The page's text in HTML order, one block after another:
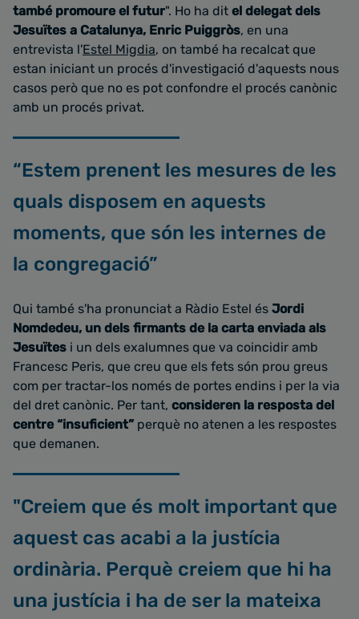
també promoure el futur". Ho ha dit el delegat dels
Jesuïtes a Catalunya, Enric Puiggròs, en una
entrevista l'Estel Migdia, on també ha recalcat que
estan iniciant un procés d'investigació d'aquests nous
casos però que no es pot confondre el procés canònic
amb un procés privat.
“Estem prenent les mesures de les
quals disposem en aquests
moments, que són les internes de
la congregació”
Qui també s'ha pronunciat a Ràdio Estel és Jordi
Nomdedeu, un dels firmants de la carta enviada als
Jesuïtes i un dels exalumnes que va coincidir amb
Francesc Peris, que creu que els fets són prou greus
com per tractar-los només de portes endins i per la via
del dret canònic. Per tant, consideren la resposta del
centre “insuficient” perquè no atenen a les respostes
que demanen.
"Creiem que és molt important que
aquest cas acabi a la justícia
ordinària. Perquè creiem que hi ha
una justícia i ha de ser la mateixa